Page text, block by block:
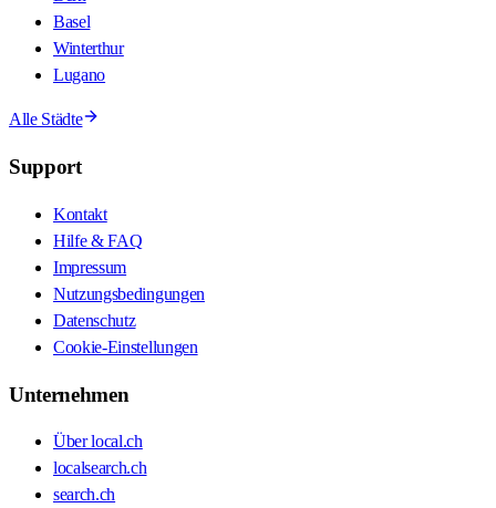
Basel
Winterthur
Lugano
Alle Städte
Support
Kontakt
Hilfe & FAQ
Impressum
Nutzungsbedingungen
Datenschutz
Cookie-Einstellungen
Unternehmen
Über local.ch
localsearch.ch
search.ch